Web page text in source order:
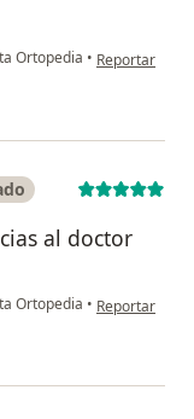
Ortopedia • en opinión del
Reportar
al doctor
Ortopedia • en opinión
Reportar